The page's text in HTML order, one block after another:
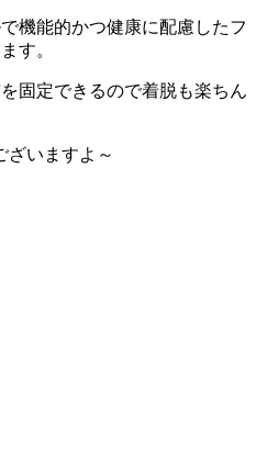
機能的かつ健康に配慮したフ
す。
固定できるので着脱も楽ちん
ざいますよ～